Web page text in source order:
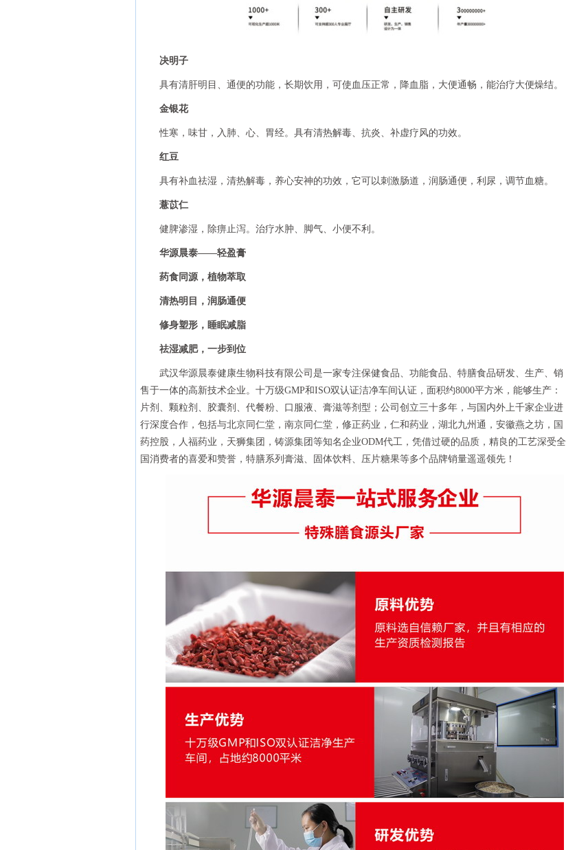
决明子
具有清肝明目、通便的功能，长期饮用，可使血压正常，降血脂，大便通畅，能治疗大便燥结。
金银花
性寒，味甘，入肺、心、胃经。具有清热解毒、抗炎、补虚疗风的功效。
红豆
具有补血祛湿，清热解毒，养心安神的功效，它可以刺激肠道，润肠通便，利尿，调节血糖。
薏苡仁
健脾渗湿，除痹止泻。治疗水肿、脚气、小便不利。
华源晨泰——轻盈膏
药食同源，植物萃取
清热明目，润肠通便
修身塑形，睡眠减脂
祛湿减肥，一步到位
武汉华源晨泰健康生物科技有限公司是一家专注保健食品、功能食品、特膳食品研发、生产、销
售于一体的高新技术企业。十万级GMP和ISO双认证洁净车间认证，面积约8000平方米，能够生产：
片剂、颗粒剂、胶囊剂、代餐粉、口服液、膏滋等剂型；公司创立三十多年，与国内外上千家企业进
行深度合作，包括与北京同仁堂，南京同仁堂，修正药业，仁和药业，湖北九州通，安徽燕之坊，国
药控股，人福药业，天狮集团，铸源集团等知名企业ODM代工，凭借过硬的品质，精良的工艺深受全
国消费者的喜爱和赞誉，特膳系列膏滋、固体饮料、压片糖果等多个品牌销量遥遥领先！